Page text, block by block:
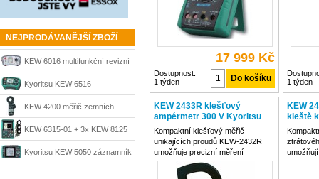
NEJPRODÁVANĚJŠÍ ZBOŽÍ
KEW 6016 multifunkční revizní
přístroj KYORITSU
Kyoritsu KEW 6516
multifunkční revizní přístroj
KEW 4200 měřič zemních
odporů Kyoritsu
KEW 6315-01 + 3x KEW 8125
analyzátor kvality sítě
Kyoritsu KEW 5050 záznamník
17 999 Kč
Dostupnost:
1 týden
1 týden
KEW 2433R klešťový
ampérmetr 300 V Kyoritsu
Kompaktní klešťový měřič
unikajících proudů KEW-2432R
umožňuje precizní měření
skutečných efektivních hodnot
(TrueRMS) za vysokého rozlišení
KEW
kleště